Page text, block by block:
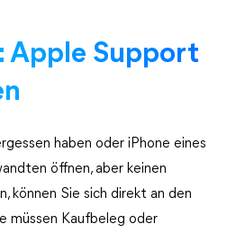
Apple Support
haben oder iPhone eines
öffnen, aber keinen
können Sie sich direkt an den
müssen Kaufbeleg oder